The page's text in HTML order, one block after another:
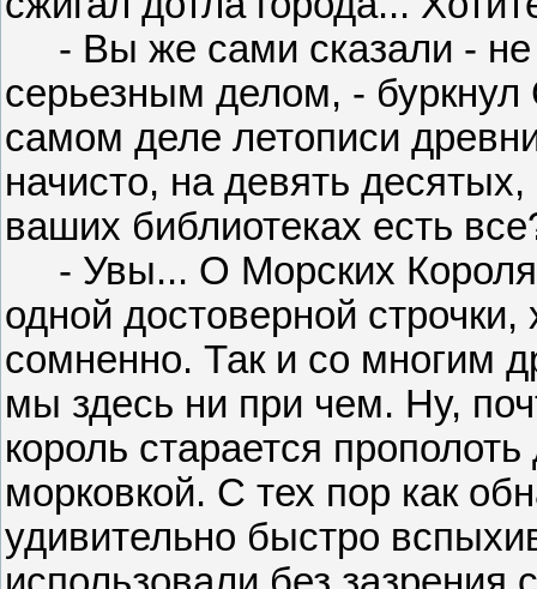
- Вы же сами сказали - не
серьезным делом, -
самом деле летописи
начисто, на девять
ваших библиотеках есть
- Увы... О Морских
одной достоверной
сомненно. Так и со многим
мы здесь ни при чем. Ну,
король старается
морковкой. С тех пор как
удивительно быстро